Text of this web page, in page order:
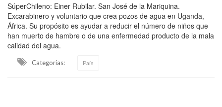
SúperChileno: Einer Rubilar. San José de la Mariquina.
Excarabinero y voluntario que crea pozos de agua en Uganda,
África. Su propósito es ayudar a reducir el número de niños que
han muerto de hambre o de una enfermedad producto de la mala
calidad del agua.
Categorias: País